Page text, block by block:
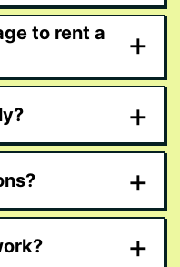
to rent a
+
+
+
+